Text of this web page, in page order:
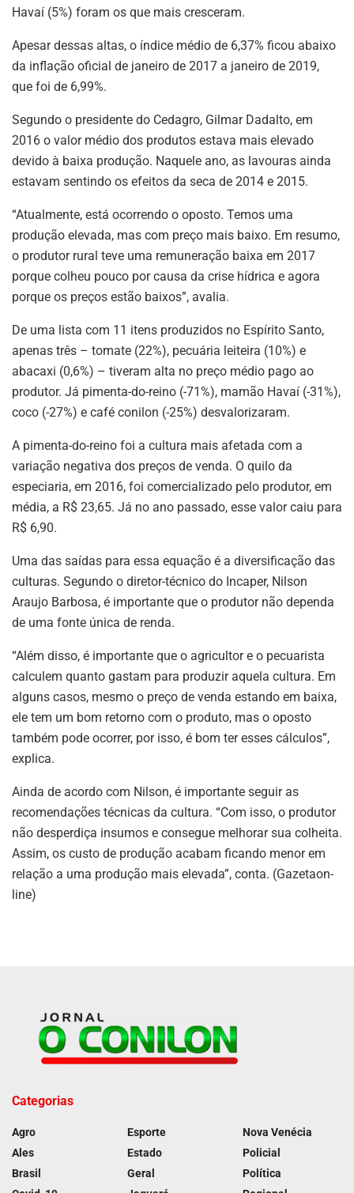
Havaí (5%) foram os que mais cresceram.
Apesar dessas altas, o índice médio de 6,37% ficou abaixo
da inflação oficial de janeiro de 2017 a janeiro de 2019,
que foi de 6,99%.
Segundo o presidente do Cedagro, Gilmar Dadalto, em
2016 o valor médio dos produtos estava mais elevado
devido à baixa produção. Naquele ano, as lavouras ainda
estavam sentindo os efeitos da seca de 2014 e 2015.
“Atualmente, está ocorrendo o oposto. Temos uma
produção elevada, mas com preço mais baixo. Em resumo,
o produtor rural teve uma remuneração baixa em 2017
porque colheu pouco por causa da crise hídrica e agora
porque os preços estão baixos”, avalia.
De uma lista com 11 itens produzidos no Espírito Santo,
apenas três – tomate (22%), pecuária leiteira (10%) e
abacaxi (0,6%) – tiveram alta no preço médio pago ao
produtor. Já pimenta-do-reino (-71%), mamão Havaí (-31%),
coco (-27%) e café conilon (-25%) desvalorizaram.
A pimenta-do-reino foi a cultura mais afetada com a
variação negativa dos preços de venda. O quilo da
especiaria, em 2016, foi comercializado pelo produtor, em
média, a R$ 23,65. Já no ano passado, esse valor caiu para
R$ 6,90.
Uma das saídas para essa equação é a diversificação das
culturas. Segundo o diretor-técnico do Incaper, Nilson
Araujo Barbosa, é importante que o produtor não dependa
de uma fonte única de renda.
“Além disso, é importante que o agricultor e o pecuarista
calculem quanto gastam para produzir aquela cultura. Em
alguns casos, mesmo o preço de venda estando em baixa,
ele tem um bom retorno com o produto, mas o oposto
também pode ocorrer, por isso, é bom ter esses cálculos”,
explica.
Ainda de acordo com Nilson, é importante seguir as
recomendações técnicas da cultura. “Com isso, o produtor
não desperdiça insumos e consegue melhorar sua colheita.
Assim, os custo de produção acabam ficando menor em
relação a uma produção mais elevada”, conta. (Gazetaon-
line)
Categorias
Agro
Ales
Brasil
Esporte
Estado
Geral
Nova Venécia
Policial
Política